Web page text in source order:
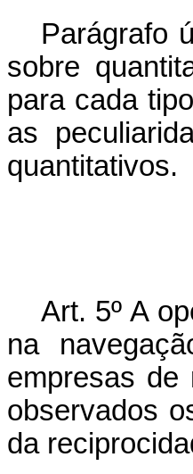
Parágrafo
sobre
para cada
as
Art. 5º A
na
empresas de
observados
da